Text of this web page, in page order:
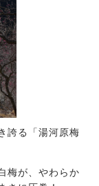
誇る「湯河原梅
梅が、やわらか